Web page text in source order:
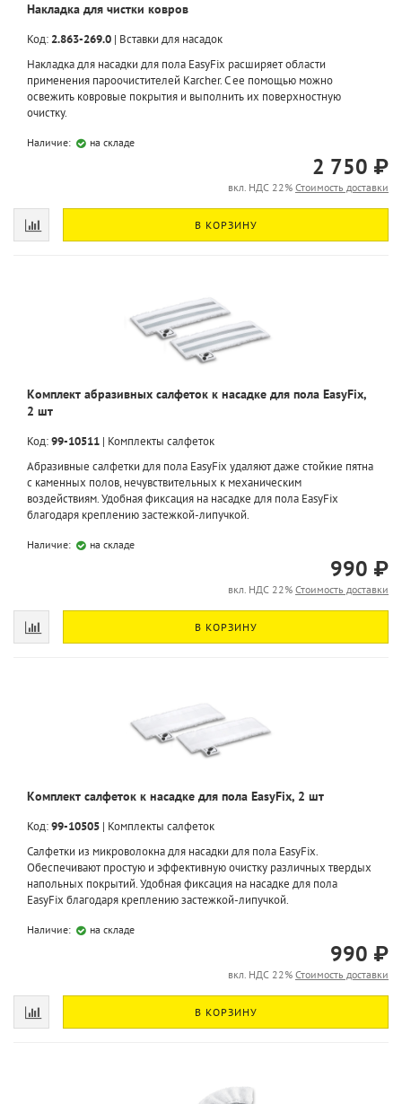
Накладка для чистки ковров
Код: 2.863-269.0 | Вставки для насадок
Накладка для насадки для пола EasyFix расширяет области
применения пароочистителей Karcher. С ее помощью можно
освежить ковровые покрытия и выполнить их поверхностную
очистку.
Наличие: на складе
2 750 ₽
вкл. НДС 22% Стоимость доставки
В КОРЗИНУ
Комплект абразивных салфеток к насадке для пола EasyFix,
2 шт
Код:99-10511 | Комплекты салфеток
Абразивные салфетки для пола EasyFix удаляют даже стойкие пятна
с каменных полов, нечувствительных к механическим
воздействиям. Удобная фиксация на насадке для пола EasyFix
благодаря креплению застежкой-липучкой.
Наличие: на складе
990 ₽
вкл. НДС 22% Стоимость доставки
В КОРЗИНУ
Комплект салфеток к насадке для пола EasyFix, 2 шт
Код:99-10505 | Комплекты салфеток
Салфетки из микроволокна для насадки для пола EasyFix.
Обеспечивают простую и эффективную очистку различных твердых
напольных покрытий. Удобная фиксация на насадке для пола
EasyFix благодаря креплению застежкой-липучкой.
Наличие: на складе
990 ₽
вкл. НДС 22% Стоимость доставки
В КОРЗИНУ